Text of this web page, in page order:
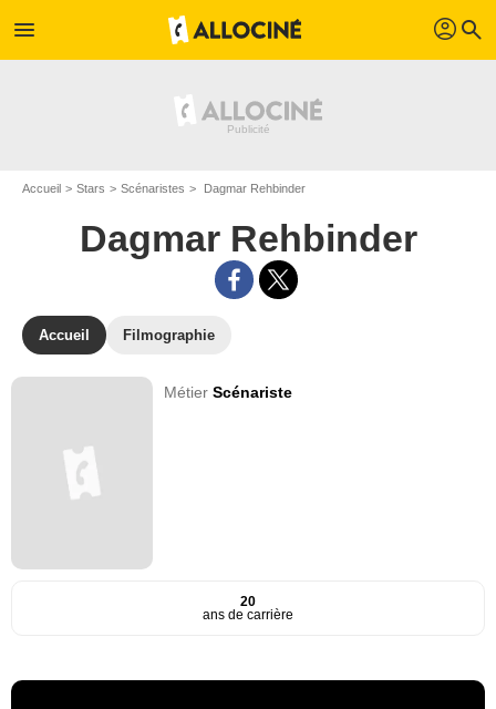
menu profil search
Accueil Stars Scénaristes Dagmar Rehbinder
Dagmar Rehbinder
Accueil Filmographie
MétierScénariste
20
ans de carrière